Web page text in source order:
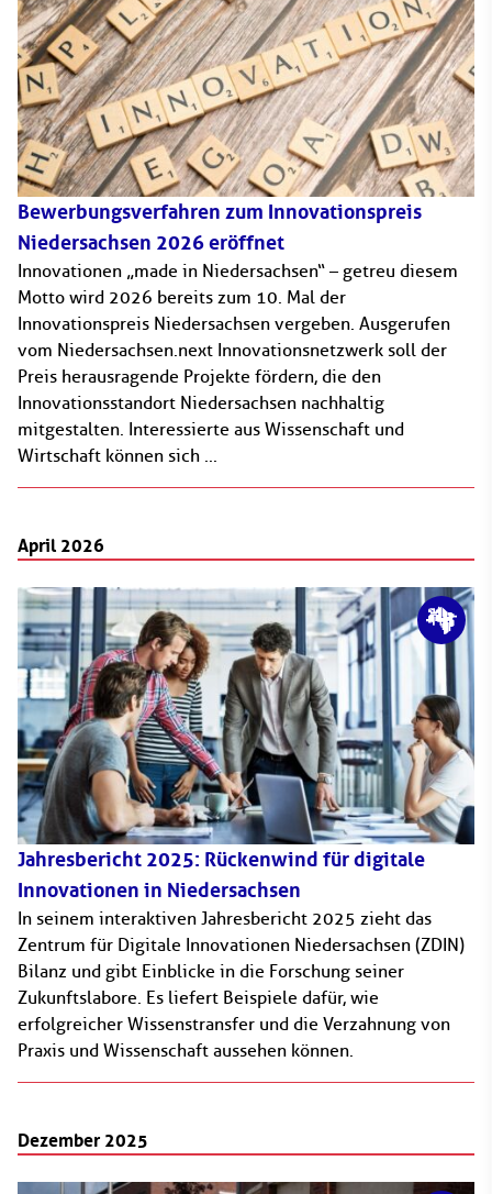
Bewerbungsverfahren zum Innovationspreis
Niedersachsen 2026 eröffnet
Innovationen „made in Niedersachsen“ – getreu diesem
Motto wird 2026 bereits zum 10. Mal der
Innovationspreis Niedersachsen vergeben. Ausgerufen
vom Niedersachsen.next Innovationsnetzwerk soll der
Preis herausragende Projekte fördern, die den
Innovationsstandort Niedersachsen nachhaltig
mitgestalten. Interessierte aus Wissenschaft und
Wirtschaft können sich ...
April 2026
Jahresbericht 2025: Rückenwind für digitale
Innovationen in Niedersachsen
In seinem interaktiven Jahresbericht 2025 zieht das
Zentrum für Digitale Innovationen Niedersachsen (ZDIN)
Bilanz und gibt Einblicke in die Forschung seiner
Zukunftslabore. Es liefert Beispiele dafür, wie
erfolgreicher Wissenstransfer und die Verzahnung von
Praxis und Wissenschaft aussehen können.
Dezember 2025